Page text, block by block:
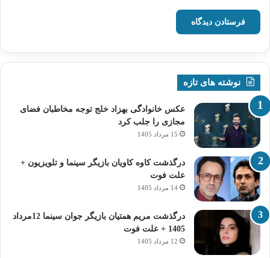
نوشته های تازه
عکس خانوادگی بهزاد خلج توجه مخاطبان فضای
مجازی را جلب کرد
15 مرداد 1405
درگذشت کاوه کاویان بازیگر سینما و تلویزیون +
علت فوت
14 مرداد 1405
درگذشت مریم همتیان بازیگر جوان سینما 12مرداد
1405 + علت فوت
12 مرداد 1405